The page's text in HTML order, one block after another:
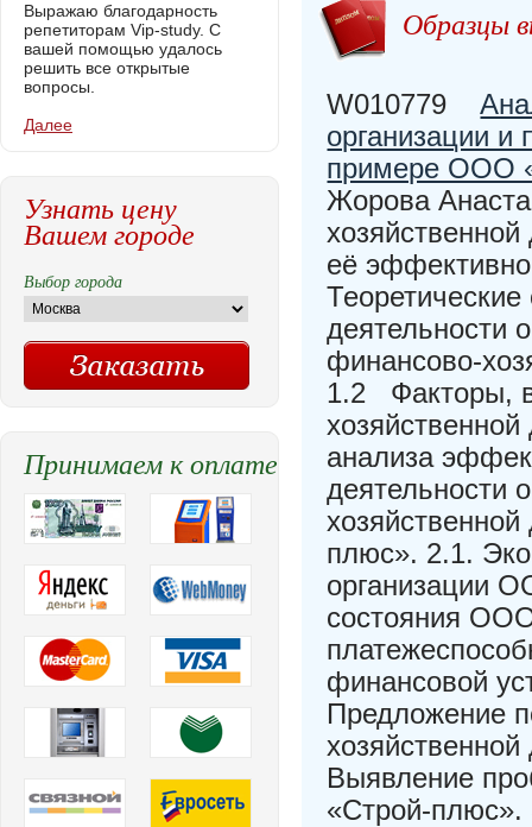
Образцы
W010779
организации
примере ООО
Жорова
её
деятельности
финансово-
1.2 Факторы,
анализа
деятельности
плюс». 2.1.
организации
состояния
финансовой
Предложение
Выявление
«Строй-
Выражаю благодарность
репетиторам Vip-study. С
вашей помощью удалось
решить все открытые
вопросы.
Далее
Узнать цену
Вашем городе
Выбор города
Принимаем к оплате